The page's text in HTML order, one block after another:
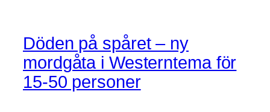
Döden på spåret – ny
mordgåta i Westerntema för
15-50 personer